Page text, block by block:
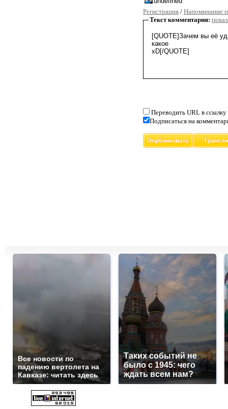
Регистрация / Напоминание
Текст комментария:
Переводить URL в ссылку
Подписаться на
Все новости по
падению вертолета на
Кавказе: читать здесь
Таких событий не
было с 1945: чего
ждать всем нам?